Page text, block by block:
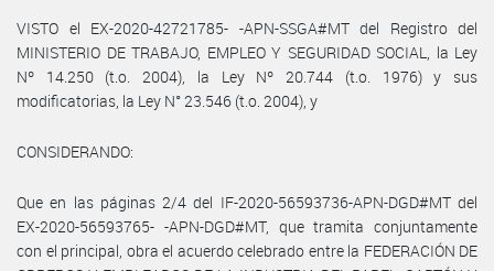
VISTO el EX-2020-42721785- -APN-SSGA#MT del Registro del
MINISTERIO DE TRABAJO, EMPLEO Y SEGURIDAD SOCIAL, la Ley
Nº 14.250 (t.o. 2004), la Ley Nº 20.744 (t.o. 1976) y sus
modificatorias, la Ley N° 23.546 (t.o. 2004), y
CONSIDERANDO:
Que en las páginas 2/4 del IF-2020-56593736-APN-DGD#MT del
EX-2020-56593765- -APN-DGD#MT, que tramita conjuntamente
con el principal, obra el acuerdo celebrado entre la FEDERACIÓN DE